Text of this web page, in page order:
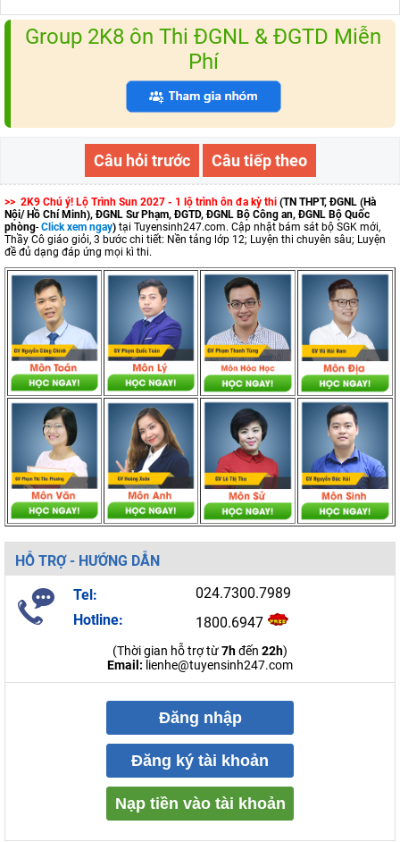
Group 2K8 ôn Thi ĐGNL & ĐGTD Miễn
Phí
Câu hỏi trước Câu tiếp theo
>> 2K9 Chú ý! Lộ Trình Sun 2027 - 1 lộ trình ôn đa kỳ thi (TN THPT, ĐGNL (Hà
Nội/ Hồ Chí Minh), ĐGNL Sư Phạm, ĐGTD, ĐGNL Bộ Công an, ĐGNL Bộ Quốc
phòng- Click xem ngay) tại Tuyensinh247.com. Cập nhật bám sát bộ SGK mới,
Thầy Cô giáo giỏi, 3 bước chi tiết: Nền tảng lớp 12; Luyện thi chuyên sâu; Luyện
đề đủ dạng đáp ứng mọi kì thi.
HỖ TRỢ - HƯỚNG DẪN
Tel:
024.7300.7989
Hotline:
1800.6947
(Thời gian hỗ trợ từ7hđến 22h)
Email: lienhe@tuyensinh247.com
Đăng nhập
Đăng ký tài khoản
Nạp tiền vào tài khoản